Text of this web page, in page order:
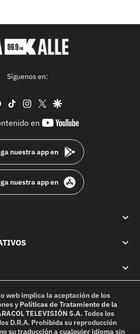
Síguenos en:
facebook
tiktok instagram
twittergoogle
en
youtube-
nuestra app en
nuestra app en
web implica la aceptación de los
y Políticas de Tratamiento de la
TELEVISIÓN S.A.Todos los
D.R.A. Prohibida su reproducción
su traducción a cualquier idioma sin